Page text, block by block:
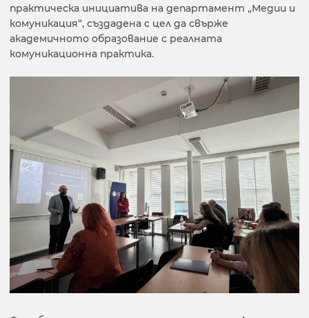
практическа инициатива на департамент „Медии и
комуникация“, създадена с цел да свърже
академичното образование с реалната
комуникационна практика.